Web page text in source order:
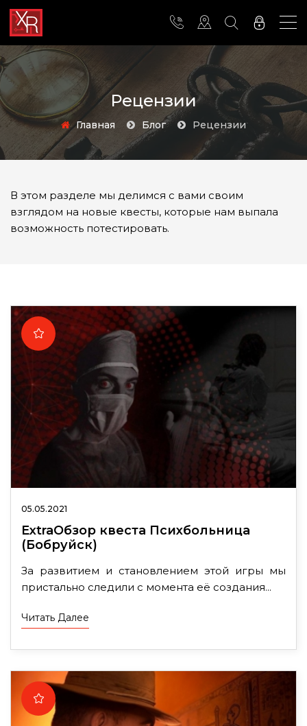
Рецензии
Главная Блог Рецензии
В этом разделе мы делимся с вами своим
взглядом на новые квесты, которые нам выпала
возможность потестировать.
05.05.2021
ExtraОбзор квеста Психбольница
(Бобруйск)
За развитием и становлением этой игры мы
пристально следили с момента её создания...
Читать Далее